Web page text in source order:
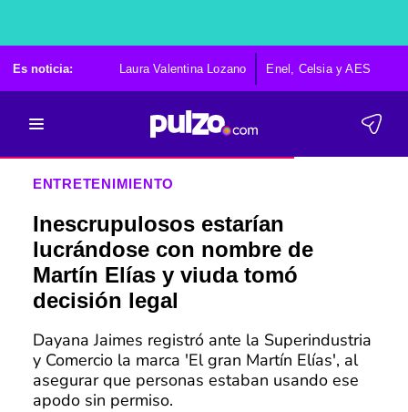
Es noticia: Laura Valentina Lozano Enel, Celsia y AES
ENTRETENIMIENTO
Inescrupulosos estarían
lucrándose con nombre de
Martín Elías y viuda tomó
decisión legal
Dayana Jaimes registró ante la Superindustria
y Comercio la marca 'El gran Martín Elías', al
asegurar que personas estaban usando ese
apodo sin permiso.